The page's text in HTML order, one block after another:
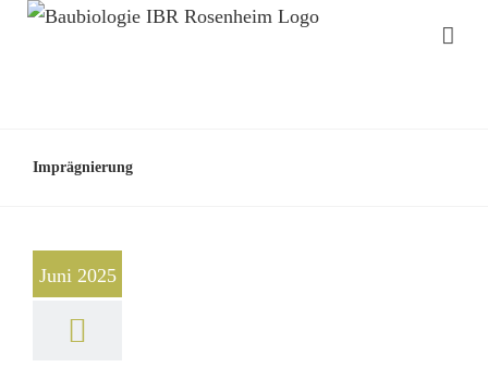
Imprägnierung
Juni 2025